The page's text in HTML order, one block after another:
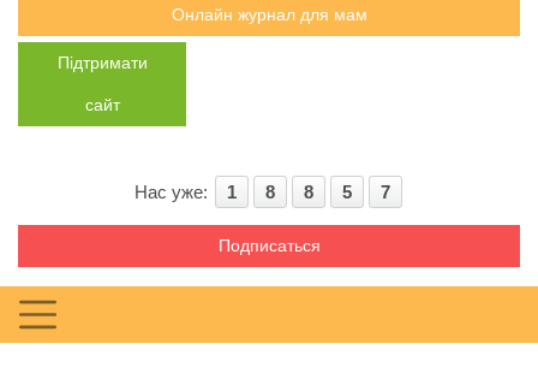
Онлайн журнал для мам
Підтримати
сайт
Нас уже: 1 8 8 5 7
Подписаться